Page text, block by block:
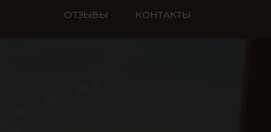
ОТЗЫВЫ КОНТАКТЫ